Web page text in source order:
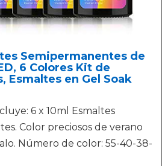
Semipermanentes de
6 Colores Kit de
Esmaltes en Gel Soak
6 x 10ml Esmaltes
Color preciosos de verano
Número de color: 55-40-38-